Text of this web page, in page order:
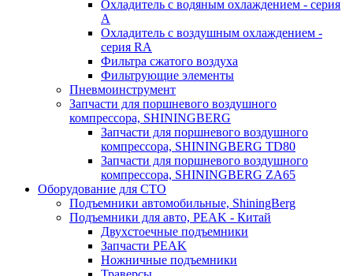
Охладитель с водяным охлаждением - серия
A
Охладитель с воздушным охлаждением -
серия RA
Фильтра сжатого воздуха
Фильтрующие элементы
Пневмоинструмент
Запчасти для поршневого воздушного
компрессора, SHININGBERG
Запчасти для поршневого воздушного
компрессора, SHININGBERG TD80
Запчасти для поршневого воздушного
компрессора, SHININGBERG ZA65
Оборудование для СТО
Подъемники автомобильные, ShiningBerg
Подъемники для авто, PEAK - Китай
Двухстоечные подъемники
Запчасти PEAK
Ножничные подъемники